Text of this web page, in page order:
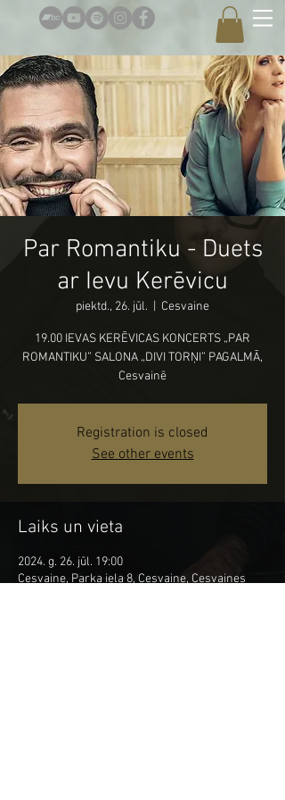
Par Romantiku - Duets
ar Ievu Kerēvicu
piektd., 26. jūl. Cesvaine
19.00 IEVAS KERĒVICAS KONCERTS „PAR
ROMANTIKU” SALONA „DIVI TORŅI” PAGALMĀ,
Cesvainē
Registration is closed
See other events
Laiks un vieta
2024. g. 26. jūl. 19:00
Cesvaine, Parka iela 8, Cesvaine, Cesvaines